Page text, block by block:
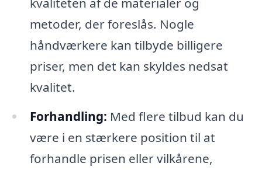
metoder, der foreslås. Nogle
håndværkere kan tilbyde billigere
priser, men det kan skyldes nedsat
kvalitet.
Forhandling: Med flere tilbud kan du
være i en stærkere position til at
forhandle prisen eller vilkårene,